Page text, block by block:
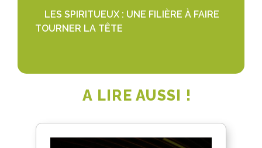
LES SPIRITUEUX : UNE FILIÈRE À FAIRE
TOURNER LA TÊTE
A LIRE AUSSI !